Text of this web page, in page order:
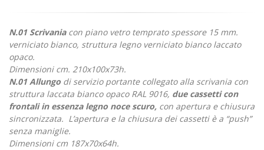
N.01 Scrivaniacon piano vetro temprato spessore 15 mm.
verniciato bianco, struttura legno verniciato bianco laccato
opaco.
Dimensioni cm. 210x100x73h.
N.01 Allungo di servizio portante collegato alla scrivania con
struttura laccata bianco opaco RAL 9016, due cassetti con
frontali in essenza legno noce scuro, con apertura e chiusura
sincronizzata. L’apertura e la chiusura dei cassetti è a “push”
senza maniglie.
Dimensioni cm 187x70x64h.